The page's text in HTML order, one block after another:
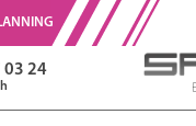
03 24